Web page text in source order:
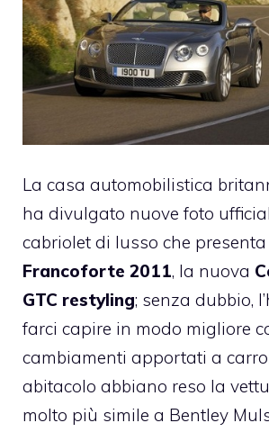
La casa automobilistica
ha divulgato nuove foto
cabriolet di lusso che
Francoforte 2011, la nuova
GTC restyling; senza dubbio,
farci capire in modo migliore
cambiamenti apportati a
abitacolo abbiano reso la
molto più simile a Bentley